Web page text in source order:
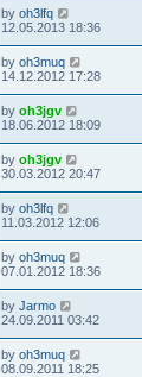
by oh3lfq
12.05.2013 18:36
by oh3muq
14.12.2012 17:28
by oh3jgv
18.06.2012 18:09
by oh3jgv
30.03.2012 20:47
by oh3lfq
11.03.2012 12:06
by oh3muq
07.01.2012 18:36
by Jarmo
24.09.2011 03:42
by oh3muq
08.09.2011 18:25